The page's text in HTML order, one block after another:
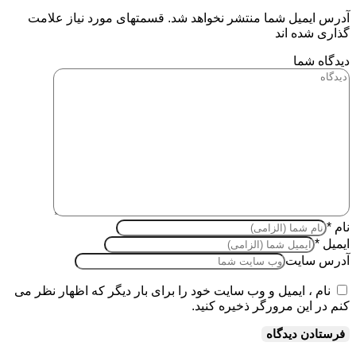
آدرس ایمیل شما منتشر نخواهد شد. قسمتهای مورد نیاز علامت
گذاری شده اند
دیدگاه شما
نام *
ایمیل *
آدرس سایت
نام ، ایمیل و وب سایت خود را برای بار دیگر که اظهار نظر می
کنم در این مرورگر ذخیره کنید.